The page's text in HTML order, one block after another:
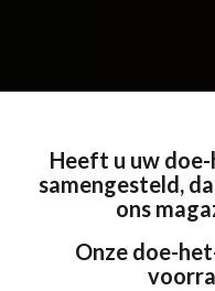
Heeft u uw
samengesteld,
ons
Onze doe-